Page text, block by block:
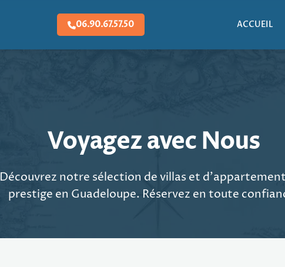
06.90.67.57.50 ACCUEIL
Voyagez avec Nous
Découvrez notre sélection de villas et
prestige en Guadeloupe. Réservez en toute